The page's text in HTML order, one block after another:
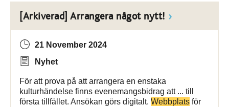
[Arkiverad] Arrangera något nytt!
21 November 2024
Nyhet
För att prova på att arrangera en enstaka
kulturhändelse finns evenemangsbidrag att ... till
första tillfället. Ansökan görs digitalt. Webbplats för